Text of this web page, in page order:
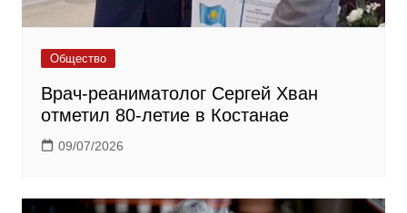
Общество
Врач-реаниматолог Сергей Хван
отметил 80-летие в Костанае
09/07/2026